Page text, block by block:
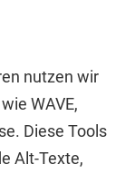
nutzen wir
WAVE,
Diese Tools
Alt-Texte,